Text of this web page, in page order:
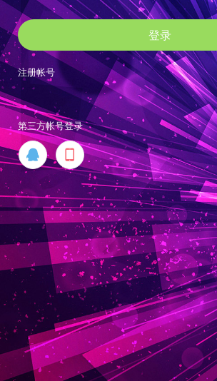
登录
注册帐号
第三方帐号登录
 